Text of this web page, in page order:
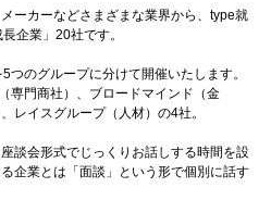
ーカーなどさまざまな業界から、type就
企業」20社です。
つのグループに分けて開催いたします。
専門商社）、ブロードマインド（金
レイスグループ（人材）の4社。
談会形式でじっくりお話しする時間を設
企業とは「面談」という形で個別に話す